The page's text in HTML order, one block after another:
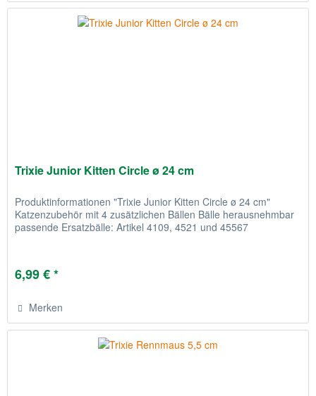
Trixie Junior Kitten Circle ø 24 cm
Produktinformationen "Trixie Junior Kitten Circle ø 24 cm"
Katzenzubehör mit 4 zusätzlichen Bällen Bälle herausnehmbar
passende Ersatzbälle: Artikel 4109, 4521 und 45567
6,99 € *
Merken